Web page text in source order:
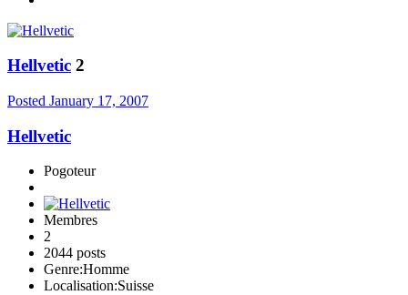
Hellvetic 2
Posted January 17, 2007
Hellvetic
Pogoteur
Membres
2
2044 posts
Genre:Homme
Localisation:Suisse